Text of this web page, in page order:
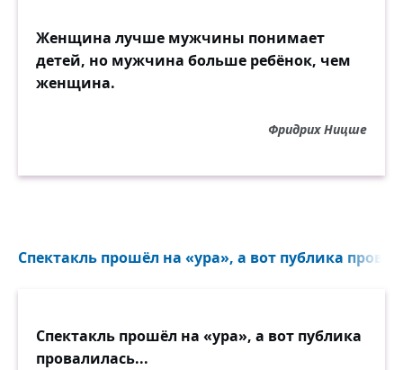
Женщина лучше мужчины понимает
детей, но мужчина больше ребёнок, чем
женщина.
Фридрих Ницше
Спектакль прошёл на «ура», а вот публика
Спектакль прошёл на «ура», а вот публика
провалилась...